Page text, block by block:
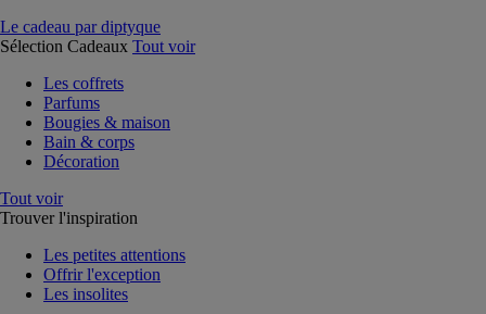
Le cadeau par diptyque
Sélection Cadeaux Tout voir
Les coffrets
Parfums
Bougies & maison
Bain & corps
Décoration
Tout voir
Trouver l'inspiration
Les petites attentions
Offrir l'exception
Les insolites